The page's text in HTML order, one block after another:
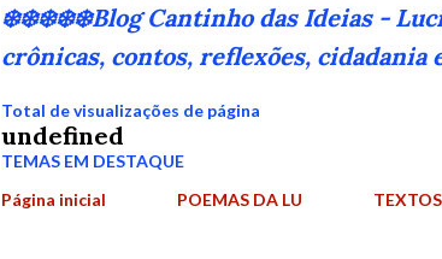
❄️❄️❄️❄️❄️Blog Cantinho das Ideias -
crônicas, contos, reflexões, cidadania
Total de visualizações de página
undefned
TEMAS EM DESTAQUE
Página inicial
POEMAS DA LU